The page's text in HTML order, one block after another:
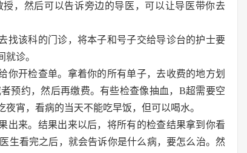
，然后可以告诉旁边的导医，可以让导医带你去
找该科的门诊，将本子和号子交给导诊台的护士要
诊。
你开检查单。拿着你的所有单子，去收费的地方划
预约，然后再缴费。有些检查像抽血，B超需要空
宵，看病的当天不能吃早饭，但可以喝水。
出来。结果出来以后，将所有的检查结果拿到你看
生看完之后，就会告诉你是什么病，要怎么治。然